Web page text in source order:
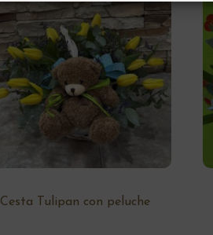
Cesta Tulipan con peluche